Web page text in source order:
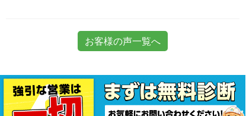
お客様の声一覧へ